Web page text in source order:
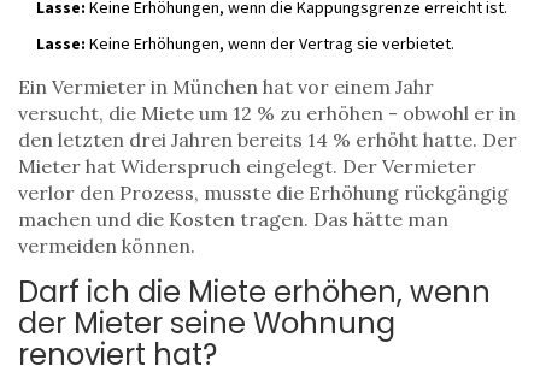
Lasse: Keine Erhöhungen, wenn die Kappungsgrenze erreicht ist.
Lasse: Keine Erhöhungen, wenn der Vertrag sie verbietet.
Ein Vermieter in München hat vor einem Jahr
versucht, die Miete um 12 % zu erhöhen - obwohl er in
den letzten drei Jahren bereits 14 % erhöht hatte. Der
Mieter hat Widerspruch eingelegt. Der Vermieter
verlor den Prozess, musste die Erhöhung rückgängig
machen und die Kosten tragen. Das hätte man
vermeiden können.
Darf ich die Miete erhöhen, wenn
der Mieter seine Wohnung
renoviert hat?